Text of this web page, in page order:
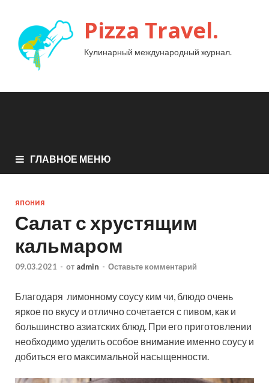
Pizza Travel.
Кулинарный международный журнал.
ГЛАВНОЕ МЕНЮ
ЯПОНИЯ
Салат с хрустящим
кальмаром
09.03.2021 - от admin - Оставьте комментарий
Благодаря лимонному соусу ким чи, блюдо очень
яркое по вкусу и отлично сочетается с пивом, как и
большинство азиатских блюд. При его приготовлении
необходимо уделить особое внимание именно соусу и
добиться его максимальной насыщенности.